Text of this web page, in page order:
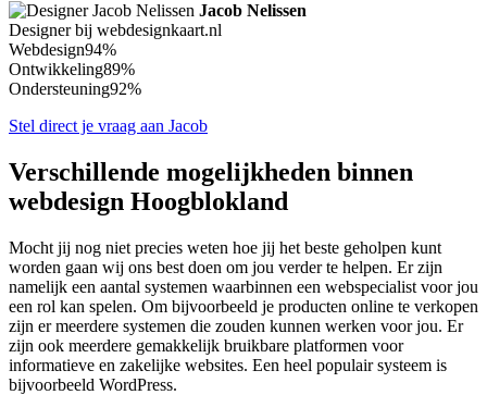
Jacob Nelissen
Designer bij webdesignkaart.nl
Webdesign94%
Ontwikkeling89%
Ondersteuning92%
Stel direct je vraag aan Jacob
Verschillende mogelijkheden binnen
webdesign Hoogblokland
Mocht jij nog niet precies weten hoe jij het beste geholpen kunt
worden gaan wij ons best doen om jou verder te helpen. Er zijn
namelijk een aantal systemen waarbinnen een webspecialist voor jou
een rol kan spelen. Om bijvoorbeeld je producten online te verkopen
zijn er meerdere systemen die zouden kunnen werken voor jou. Er
zijn ook meerdere gemakkelijk bruikbare platformen voor
informatieve en zakelijke websites. Een heel populair systeem is
bijvoorbeeld WordPress.